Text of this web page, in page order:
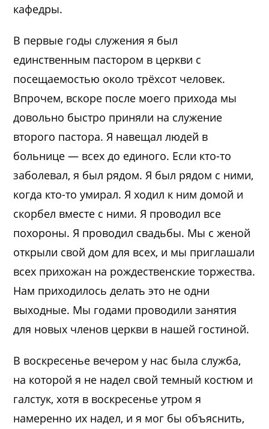
кафедры.
В первые годы служения я был
единственным пастором в церкви с
посещаемостью около трёхсот человек.
Впрочем, вскоре после моего прихода мы
довольно быстро приняли на служение
второго пастора. Я навещал людей в
больнице — всех до единого. Если кто-то
заболевал, я был рядом. Я был рядом с ними,
когда кто-то умирал. Я ходил к ним домой и
скорбел вместе с ними. Я проводил все
похороны. Я проводил свадьбы. Мы с женой
открыли свой дом для всех, и мы приглашали
всех прихожан на рождественские торжества.
Нам приходилось делать это не одни
выходные. Мы годами проводили занятия
для новых членов церкви в нашей гостиной.
В воскресенье вечером у нас была служба,
на которой я не надел свой темный костюм и
галстук, хотя в воскресенье утром я
намеренно их надел, и я мог бы объяснить,